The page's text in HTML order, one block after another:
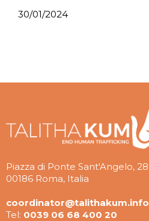
30/01/2024
Piazza di Ponte Sant'Angelo, 28
00186 Roma, Italia
coordinator@talithakum.info
Tel: 0039 06 68 400 20